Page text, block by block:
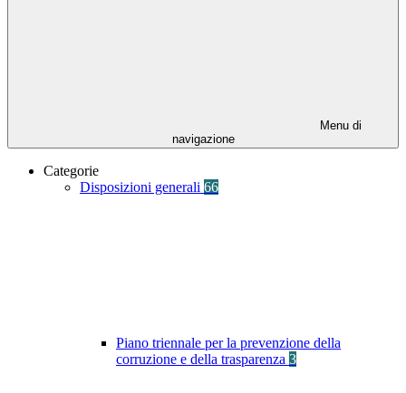
Menu di
navigazione
Categorie
Disposizioni generali 66
Piano triennale per la prevenzione della
corruzione e della trasparenza 3